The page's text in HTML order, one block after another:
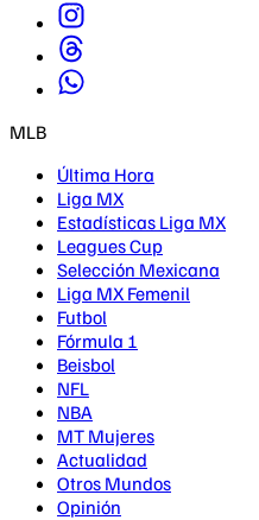
MLB
Última Hora
Liga MX
Estadísticas Liga MX
Leagues Cup
Selección Mexicana
Liga MX Femenil
Futbol
Fórmula 1
Beisbol
NFL
NBA
MT Mujeres
Actualidad
Otros Mundos
Opinión